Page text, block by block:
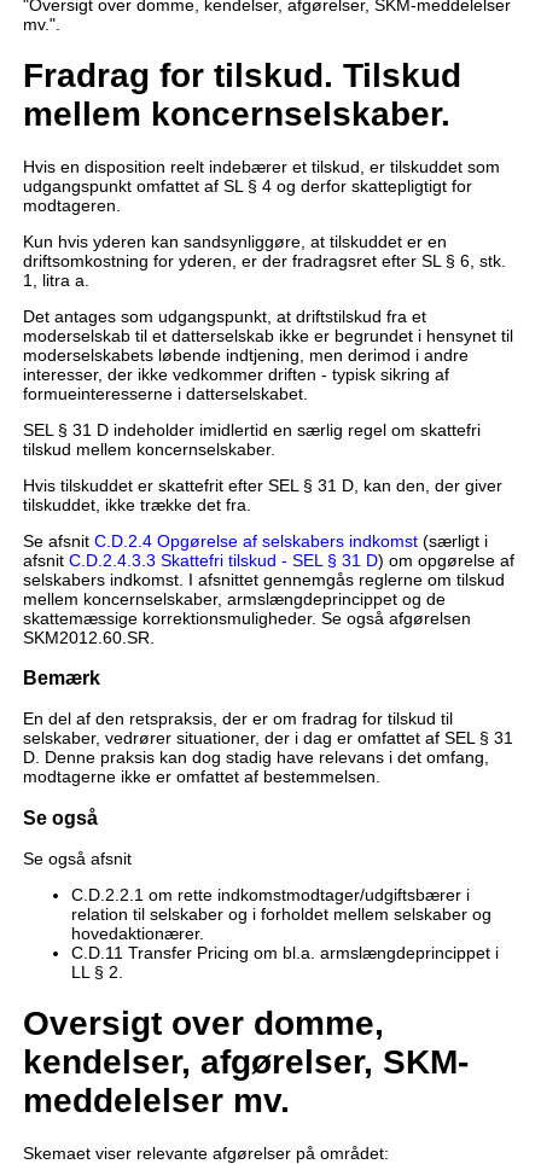
"Oversigt over domme, kendelser, afgørelser, SKM-meddelelser
mv.".
Fradrag for tilskud. Tilskud
mellem koncernselskaber.
Hvis en disposition reelt indebærer et tilskud, er tilskuddet som
udgangspunkt omfattet af SL § 4 og derfor skattepligtigt for
modtageren.
Kun hvis yderen kan sandsynliggøre, at tilskuddet er en
driftsomkostning for yderen, er der fradragsret efter SL § 6, stk.
1, litra a.
Det antages som udgangspunkt, at driftstilskud fra et
moderselskab til et datterselskab ikke er begrundet i hensynet til
moderselskabets løbende indtjening, men derimod i andre
interesser, der ikke vedkommer driften - typisk sikring af
formueinteresserne i datterselskabet.
SEL § 31 D indeholder imidlertid en særlig regel om skattefri
tilskud mellem koncernselskaber.
Hvis tilskuddet er skattefrit efter SEL § 31 D, kan den, der giver
tilskuddet, ikke trække det fra.
Se afsnit C.D.2.4 Opgørelse af selskabers indkomst(særligt i
afsnit C.D.2.4.3.3 Skattefri tilskud - SEL § 31 D) om opgørelse af
selskabers indkomst. I afsnittet gennemgås reglerne om tilskud
mellem koncernselskaber, armslængdeprincippet og de
skattemæssige korrektionsmuligheder. Se også afgørelsen
SKM2012.60.SR.
Bemærk
En del af den retspraksis, der er om fradrag for tilskud til
selskaber, vedrører situationer, der i dag er omfattet af SEL § 31
D. Denne praksis kan dog stadig have relevans i det omfang,
modtagerne ikke er omfattet af bestemmelsen.
Se også
Se også afsnit
C.D.2.2.1 om rette indkomstmodtager/udgiftsbærer i
relation til selskaber og i forholdet mellem selskaber og
hovedaktionærer.
C.D.11 Transfer Pricing om bl.a. armslængdeprincippet i
LL § 2.
Oversigt over domme,
kendelser, afgørelser, SKM-
meddelelser mv.
Skemaet viser relevante afgørelser på området: